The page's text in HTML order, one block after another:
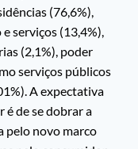
(76,6%),
serviços (13,4%),
(2,1%), poder
serviços públicos
A expectativa
é de se dobrar a
pelo novo marco